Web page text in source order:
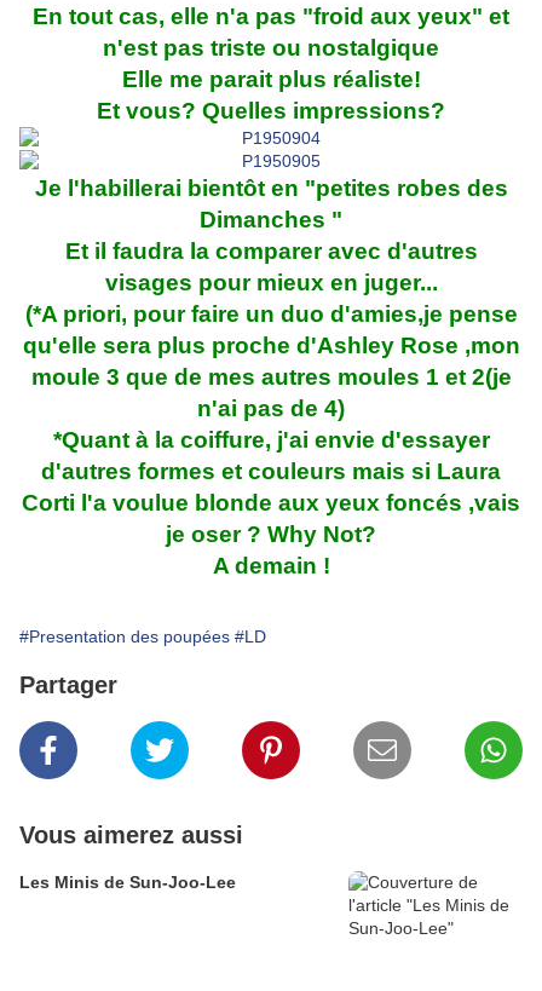
En tout cas, elle n'a pas "froid aux yeux" et
n'est pas triste ou nostalgique
Elle me parait plus réaliste!
Et vous? Quelles impressions?
Je l'habillerai bientôt en "petites robes des
Dimanches "
Et il faudra la comparer avec d'autres
visages pour mieux en juger...
(*A priori, pour faire un duo d'amies,je pense
qu'elle sera plus proche d'Ashley Rose ,mon
moule 3 que de mes autres moules 1 et 2(je
n'ai pas de 4)
*Quant à la coiffure, j'ai envie d'essayer
d'autres formes et couleurs mais si Laura
Corti l'a voulue blonde aux yeux foncés ,vais
je oser ? Why Not?
A demain !
#Presentation des poupées #LD
Partager
Vous aimerez aussi
Les Minis de Sun-Joo-Lee